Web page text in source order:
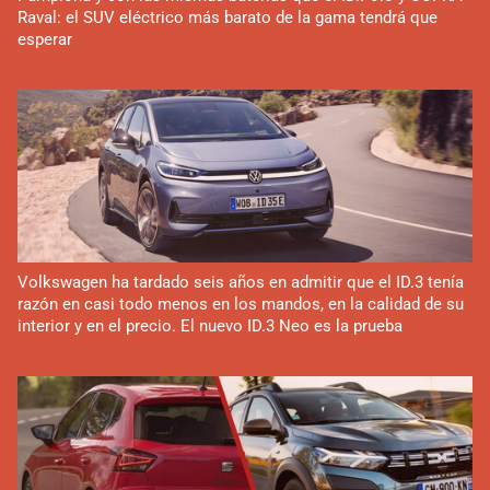
Raval: el SUV eléctrico más barato de la gama tendrá que
esperar
Volkswagen ha tardado seis años en admitir que el ID.3 tenía
razón en casi todo menos en los mandos, en la calidad de su
interior y en el precio. El nuevo ID.3 Neo es la prueba